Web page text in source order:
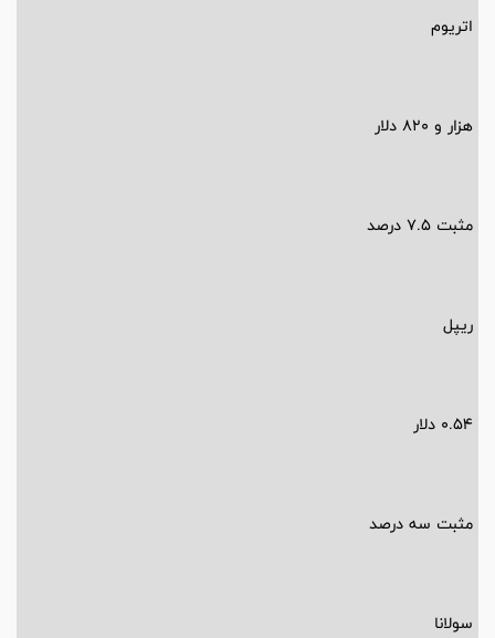
اتریوم
هزار و 820 دلار
مثبت 7.5 درصد
ریپل
0.54 دلار
مثبت سه درصد
سولانا